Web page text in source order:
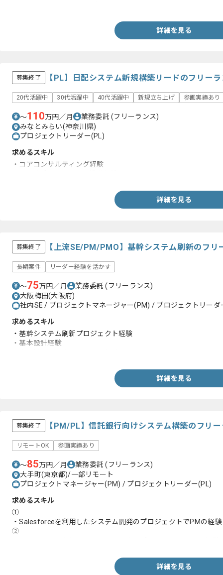
詳細を見る
募集終了 【PL】日配システム新規構築リードのフリー
20代活躍中 30代活躍中 40代活躍中 新規立ち上げ 参画実績あり
〜110万円／月 業務委託(フリーランス)
みなとみらい(神奈川県)
プロジェクトリーダー(PL)
求めるスキル
・コアコンサルティング経験
詳細を見る
募集終了 【上流SE/PM/PMO】基幹システム刷新のフリ
長期案件 リーダー経験を活かす
〜75万円／月 業務委託(フリーランス)
大阪梅田(大阪府)
社内SE / プロジェクトマネージャー(PM) / プロジェクトリーダ
求めるスキル
・基幹システム刷新プロジェクト経験
・基本設計経験
詳細を見る
募集終了 【PM/PL】信託銀行向けシステム構築のフリ
リモートOK 参画実績あり
〜85万円／月 業務委託(フリーランス)
大手町(東京都)/一部リモート
プロジェクトマネージャー(PM) / プロジェクトリーダー(PL)
求めるスキル
①
・Salesforceを利用したシステム開発のプロジェクトでPMの経験
②
詳細を見る